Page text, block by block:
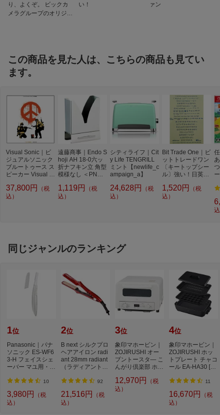
り、よくぞ。 ビックカ
メラグループのオリジナ
い！
ァン
この商品を見た人は、こちらの商品も見てい
ます。
Visual Sonic｜ビ
ジュアルソニック
ブルートゥース ス
ピーカー Visual S
7 BDLD-1907-007
[Bluetooth対応]
37,800円
（税
込）
遠藤商事｜Endo S
hoji AH 18-0六ッ
折ナフキン立 角型
模様なし ＜PNH1
為、外装不良によ
る返品・交換不
1,119円
（税
込）
シティライフ｜Cit
y Life TENGRILL
ミント【newlife_c
ampaign_a】
24,628円
（税
込）
Bit Trade One｜ビ
ットトレードワン
〔キートップシー
ル〕強い！日英対
プシールセット ブ
ルー DYKTSBL
1,520円
（税
込）
同じジャンルのランキング
1位
Panasonic｜パナ
ソニック ES-WF6
3-H フェイスシェ
ーバー マユ用・ウ
フ...
10
3,980円
（税
込）
2位
B next シルクプロ
ヘアアイロン radi
ant 28mm radiant
（ラディアント）
92
21,516円
（税
込）
3位
象印マホービン｜
ZOJIRUSHI オー
ブントースタ— こ
んがり倶楽部 ホワ
12,970円
（税
込）
4位
象印マホービン｜
ZOJIRUSHI ホッ
トプレート チャコ
ール EA-HA30 [プ
11
16,670円
（税
込）